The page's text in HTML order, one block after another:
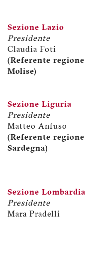
Sezione Lazio
Presidente
Claudia Foti
(Referente regione
Molise)
Sezione Liguria
Presidente
Matteo Anfuso
(Referente regione
Sardegna)
Sezione Lombardia
Presidente
Mara Pradelli